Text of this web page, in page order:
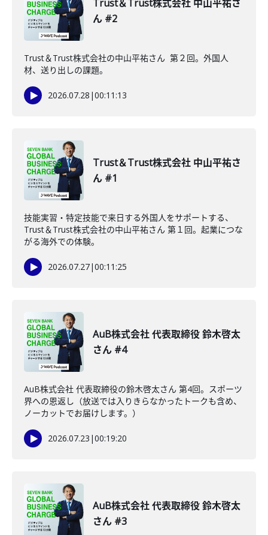
Trust＆Trust株式会社 中山平祐さ
ん #2
Trust＆Trust株式会社の中山平祐さん 第２回。外国人
材、送り出しの課題。
2026.07.28 |00:11:13
Trust＆Trust株式会社 中山平祐さ
ん #1
技能実習・特定技能で来日する外国人をサポートする、
Trust＆Trust株式会社の中山平祐さん 第１回。起業につな
がる海外での体験。
2026.07.27|00:11:25
AuB株式会社 代表取締役 鈴木啓太
さん #4
AuB株式会社 代表取締役の鈴木啓太さん 第4回。スポーツ
界への恩返し（放送では入りきらなかったトークも含め、
ノーカットでお届けします。）
2026.07.23 |00:19:20
AuB株式会社 代表取締役 鈴木啓太
さん #3